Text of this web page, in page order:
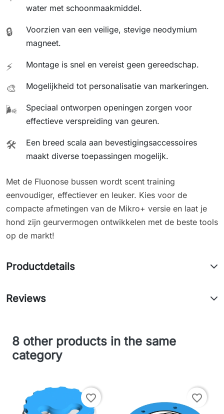
water met schoonmaakmiddel.
🔒
Voorzien van een veilige, stevige neodymium
magneet.
⚡ Montage is snel en vereist geen gereedschap.
🎨 Mogelijkheid tot personalisatie van markeringen.
🌬️
Speciaal ontworpen openingen zorgen voor
effectieve verspreiding van geuren.
🛠️
Een breed scala aan bevestigingsaccessoires
maakt diverse toepassingen mogelijk.
Met de Fluonose bussen wordt scent training
eenvoudiger, effectiever en leuker. Kies voor de
compacte afmetingen van de Mikro+ versie en laat je
hond zijn geurvermogen ontwikkelen met de beste tools
op de markt!
Productdetails
Reviews
8 other products in the same
category
favorite_border favorite_border